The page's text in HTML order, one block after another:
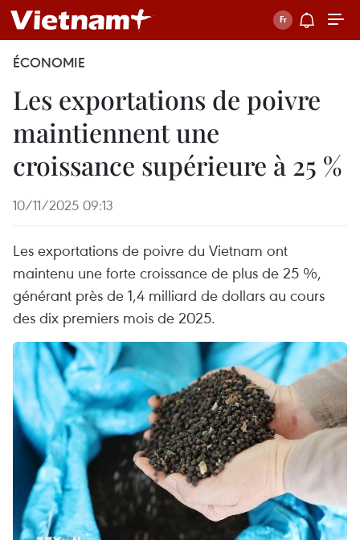
ÉCONOMIE
Les exportations de poivre
maintiennent une
croissance supérieure à 25 %
10/11/2025 09:13
Les exportations de poivre du Vietnam ont
maintenu une forte croissance de plus de 25 %,
générant près de 1,4 milliard de dollars au cours
des dix premiers mois de 2025.